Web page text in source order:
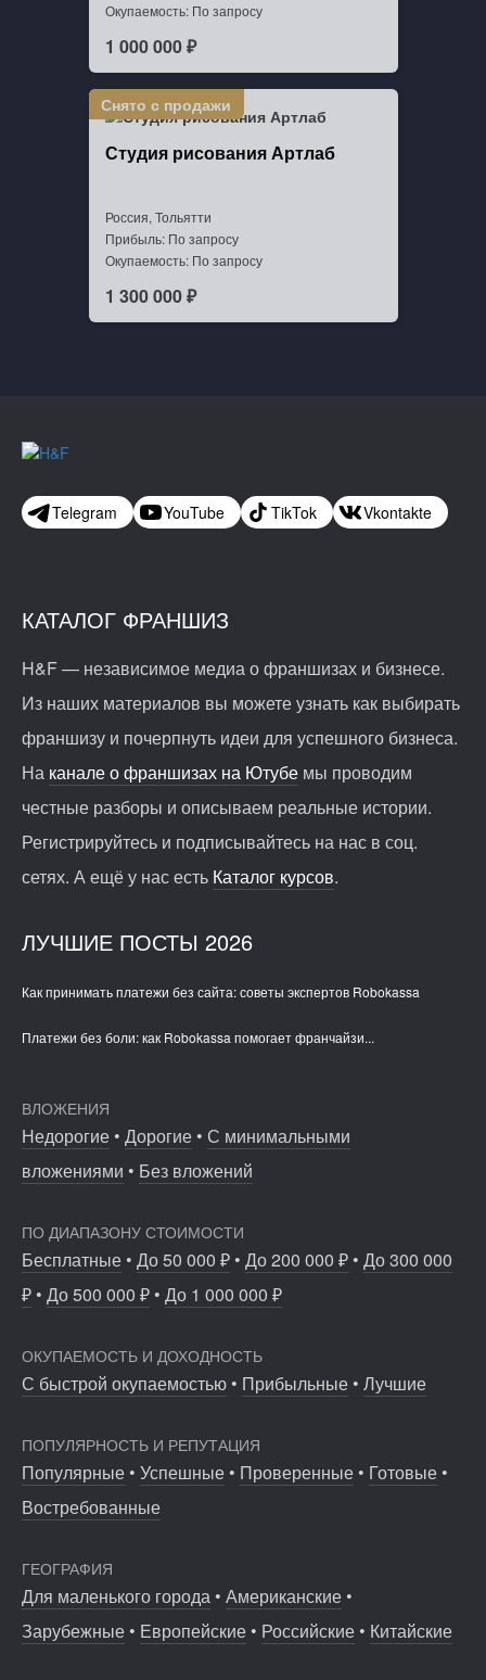
Окупаемость: По запросу
1 000 000 ₽
Студия рисования Артлаб
Россия, Тольятти
Прибыль: По запросу
Окупаемость: По запросу
1 300 000 ₽
Telegram YouTube TikTok Vkontakte
КАТАЛОГ ФРАНШИЗ
H&F — независимое медиа о франшизах и бизнесе.
Из наших материалов вы можете узнать как выбирать
франшизу и почерпнуть идеи для успешного бизнеса.
На канале о франшизах на Ютубе мы проводим
честные разборы и описываем реальные истории.
Регистрируйтесь и подписывайтесь на нас в соц.
сетях. А ещё у нас есть Каталог курсов.
ЛУЧШИЕ ПОСТЫ 2026
Как принимать платежи без сайта: советы экспертов Robokassa
Платежи без боли: как Robokassa помогает франчайзи...
ВЛОЖЕНИЯ
Недорогие • Дорогие • С минимальными
вложениями • Без вложений
ПО ДИАПАЗОНУ СТОИМОСТИ
Бесплатные • До 50 000 ₽ • До 200 000 ₽ • До 300 000
₽ • До 500 000 ₽ • До 1 000 000 ₽
ОКУПАЕМОСТЬ И ДОХОДНОСТЬ
С быстрой окупаемостью • Прибыльные • Лучшие
ПОПУЛЯРНОСТЬ И РЕПУТАЦИЯ
Популярные • Успешные • Проверенные • Готовые •
Востребованные
ГЕОГРАФИЯ
Для маленького города • Американские •
Зарубежные • Европейские • Российские • Китайские